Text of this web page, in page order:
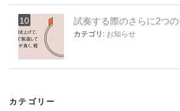
試奏する際のさらに2つ
カテゴリ: お知らせ
カテゴリー